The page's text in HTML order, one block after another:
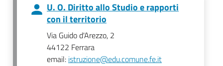
U. O. Diritto allo Studio e rapporti
con il territorio
Via Guido d'Arezzo, 2
44122 Ferrara
email: istruzione@edu.comune.fe.it